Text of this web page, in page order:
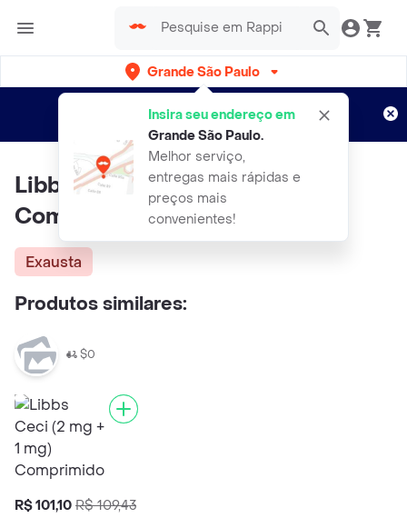
Grande São Paulo
Insira seu endereço em
Grande São Paulo.
Melhor serviço,
entregas mais rápidas e
preços mais
convenientes!
Entregas grátis por 15 dias!
Aplicam T&C
Libbs Libiam 1.25mg Caixa 28
Comprimidos
Exausta
Produtos similares:
$0
R$ 101,10 R$ 109,43